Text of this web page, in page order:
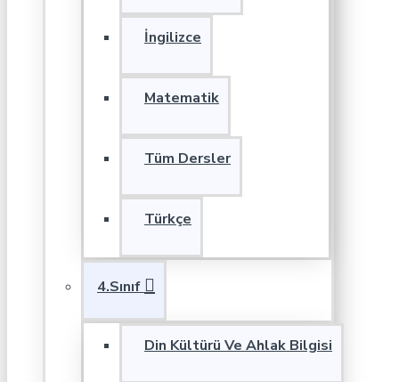
İngilizce
Matematik
Tüm Dersler
Türkçe
4.Sınıf
Din Kültürü Ve Ahlak Bilgisi